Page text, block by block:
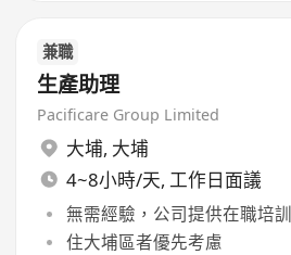
兼職
生產助理
Pacificare Group Limited
大埔, 大埔
4~8小時/天, 工作日面議
無需經驗，公司提供在職培訓
住大埔區者優先考慮